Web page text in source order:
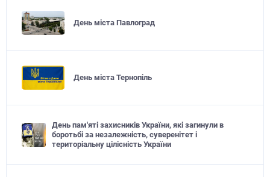
День міста Павлоград
День міста Тернопіль
День пам'яті захисників України, які загинули в
боротьбі за незалежність, суверенітет і
територіальну цілісність України